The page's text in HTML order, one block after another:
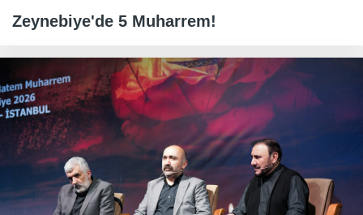
Zeynebiye'de 5 Muharrem!